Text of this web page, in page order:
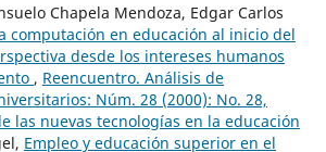
Chapela Mendoza, Edgar Carlos
computación en educación al inicio del
desde los intereses humanos
, Reencuentro. Análisis de
Núm. 28 (2000): No. 28,
las nuevas tecnologías en la educación
Empleo y educación superior en el